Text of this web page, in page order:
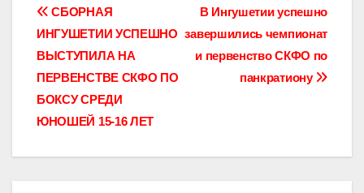
Навигация
по
записям
В Ингушетии успешно
завершились чемпионат
и первенство СКФО по
панкратиону
​СБОРНАЯ
ИНГУШЕТИИ УСПЕШНО
ВЫСТУПИЛА НА
ПЕРВЕНСТВЕ СКФО ПО
БОКСУ СРЕДИ
ЮНОШЕЙ 15-16 ЛЕТ